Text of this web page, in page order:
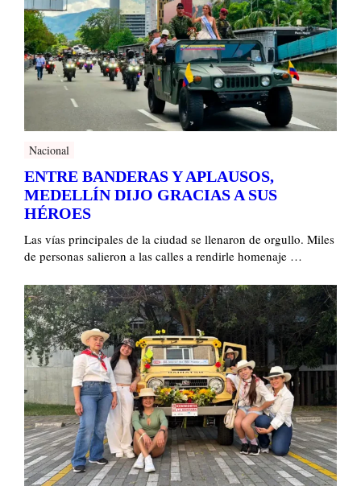
Nacional
ENTRE BANDERAS Y APLAUSOS,
MEDELLÍN DIJO GRACIAS A SUS
HÉROES
Las vías principales de la ciudad se llenaron de orgullo. Miles
de personas salieron a las calles a rendirle homenaje …